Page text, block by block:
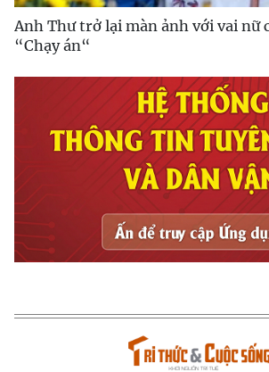
Anh Thư trở lại màn ảnh với vai nữ
“Chạy án“